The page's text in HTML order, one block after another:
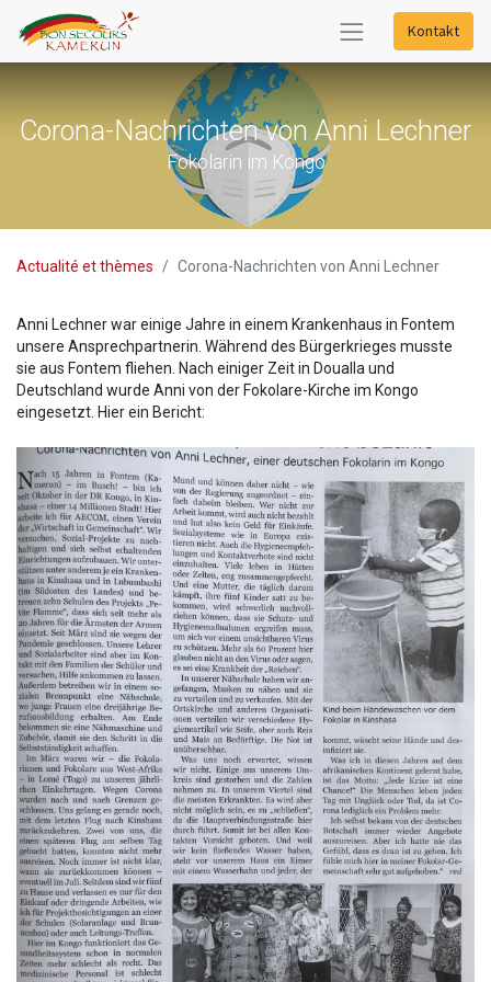
Kontakt
Corona-Nachrichten von Anni Lechner
Fokolarin im Kongo
Actualité et thèmes Corona-Nachrichten von Anni Lechner
Anni Lechner war einige Jahre in einem Krankenhaus in Fontem
unsere Ansprechpartnerin. Während des Bürgerkrieges musste
sie aus Fontem fliehen. Nach einiger Zeit in Doualla und
Deutschland wurde Anni von der Fokolare-Kirche im Kongo
eingesetzt. Hier ein Bericht: